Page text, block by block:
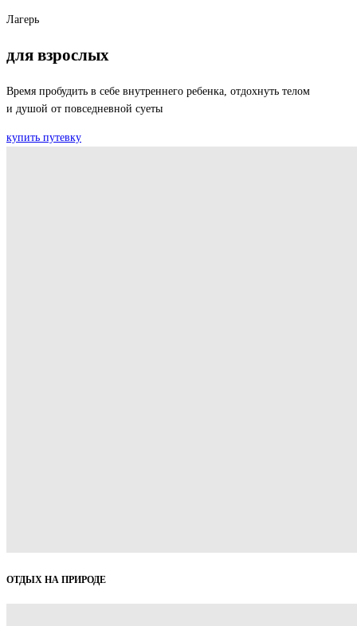
Лагерь
для взрослых
Время пробудить в себе внутреннего ребенка, отдохнуть телом
и душой от повседневной суеты
купить путевку
ОТДЫХ НА ПРИРОДЕ